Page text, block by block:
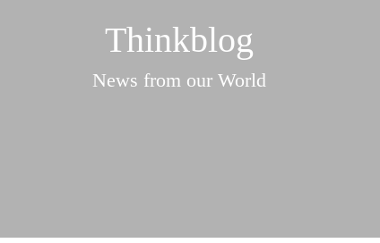
Thinkblog
News from our World